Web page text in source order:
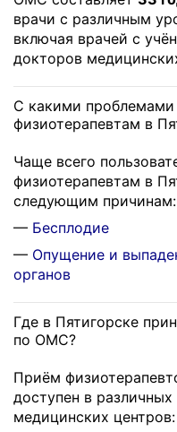
врачи с различным
включая врачей с
докторов
С какими
физиотерапевтам в
Чаще всего
физиотерапевтам в
следующим причинам:
— Бесплодие
— Опущение и
органов
Где в Пятигорске
по ОМС?
Приём
доступен в
медицинских центров: